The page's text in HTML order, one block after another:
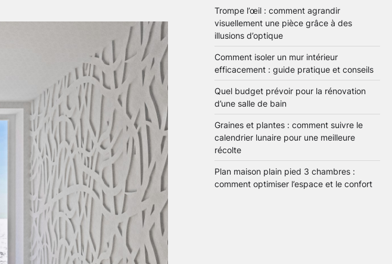
Trompe l’œil : comment agrandir
visuellement une pièce grâce à des
illusions d’optique
Comment isoler un mur intérieur
efficacement : guide pratique et conseils
Quel budget prévoir pour la rénovation
d’une salle de bain
Graines et plantes : comment suivre le
calendrier lunaire pour une meilleure
récolte
Plan maison plain pied 3 chambres :
comment optimiser l’espace et le confort